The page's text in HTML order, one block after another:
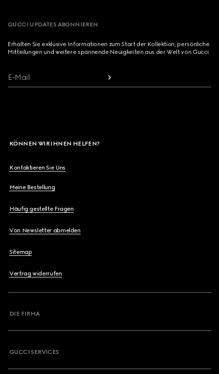
GUCCI UPDATES ABONNIEREN
Erhalten Sie exklusive Informationen zum Start der Kollektion, persönliche
Mitteilungen und weitere spannende Neuigkeiten aus der Welt von Gucci.
E-Mail
KÖNNEN WIR IHNEN HELFEN?
Kontaktieren Sie Uns
Meine Bestellung
Häufig gestellte Fragen
Von Newsletter abmelden
Sitemap
Vertrag widerrufen
DIE FIRMA
GUCCI SERVICES